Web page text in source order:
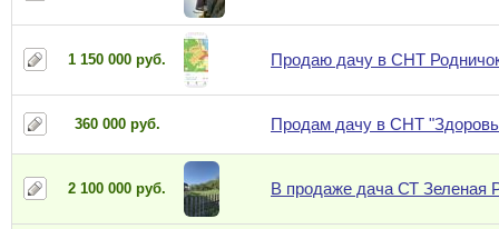
1 150 000 руб. Продаю дачу в СНТ
360 000 руб. Продам дачу в СНТ
2 100 000 руб. В продаже дача СТ Зеленая